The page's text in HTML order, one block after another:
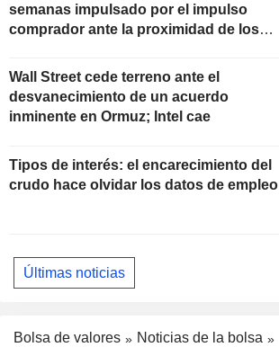
semanas impulsado por el impulso
comprador ante la proximidad de los
Wall Street cede terreno ante el
desvanecimiento de un acuerdo
inminente en Ormuz; Intel cae
Tipos de interés: el encarecimiento del
crudo hace olvidar los datos de empleo
Últimas noticias
Bolsa de valores
Noticias de la bolsa